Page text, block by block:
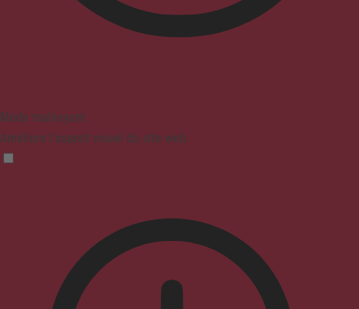
Mode malvoyant
Améliore l'aspect visuel du site web